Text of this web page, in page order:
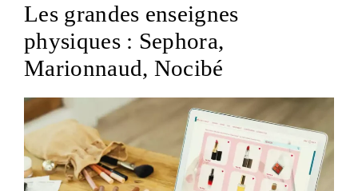
Les grandes enseignes
physiques : Sephora,
Marionnaud, Nocibé